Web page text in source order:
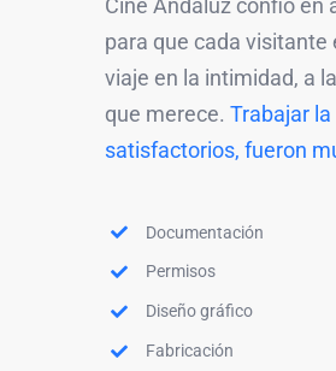
para que cada
viaje en la intimidad, a
que merece. Trabajar
satisfactorios, fueron
Documentación
Permisos
Diseño gráfico
Fabricación